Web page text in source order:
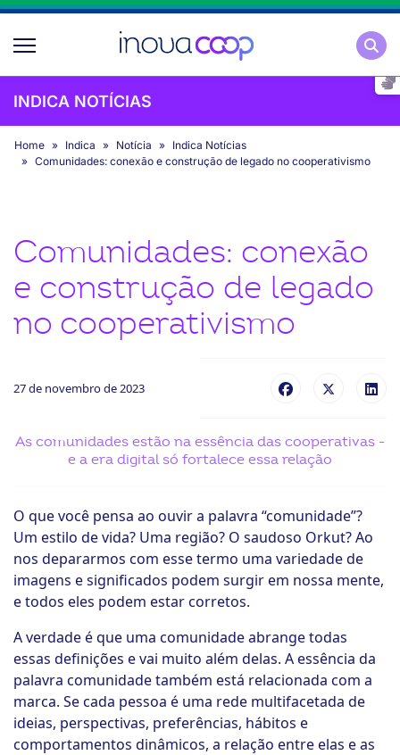
INDICA NOTÍCIAS
Home Indica Notícia
Indica Notícias
Comunidades: conexão e construção de legado no cooperativismo
Comunidades: conexão
e construção de legado
no cooperativismo
27 de novembro de 2023
As comunidades estão na essência das cooperativas -
e a era digital só fortalece essa relação
O que você pensa ao ouvir a palavra “comunidade”?
Um estilo de vida? Uma região? O saudoso Orkut? Ao
nos depararmos com esse termo uma variedade de
imagens e significados podem surgir em nossa mente,
e todos eles podem estar corretos.
A verdade é que uma comunidade abrange todas
essas definições e vai muito além delas. A essência da
palavra comunidade também está relacionada com a
marca. Se cada pessoa é uma rede multifacetada de
ideias, perspectivas, preferências, hábitos e
comportamentos dinâmicos, a relação entre elas e as